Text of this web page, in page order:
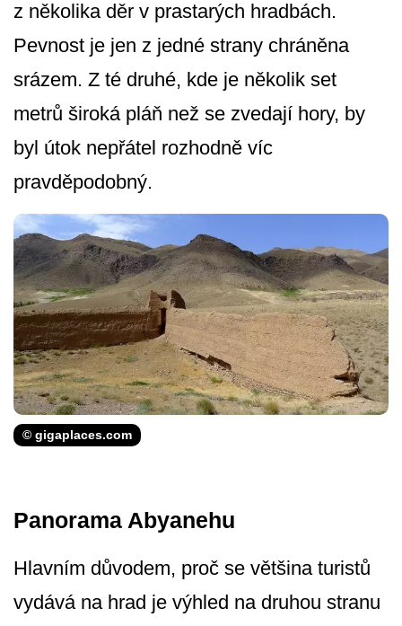
z několika děr v prastarých hradbách.
Pevnost je jen z jedné strany chráněna
srázem. Z té druhé, kde je několik set
metrů široká pláň než se zvedají hory, by
byl útok nepřátel rozhodně víc
pravděpodobný.
© gigaplaces.com
Panorama Abyanehu
Hlavním důvodem, proč se většina turistů
vydává na hrad je výhled na druhou stranu